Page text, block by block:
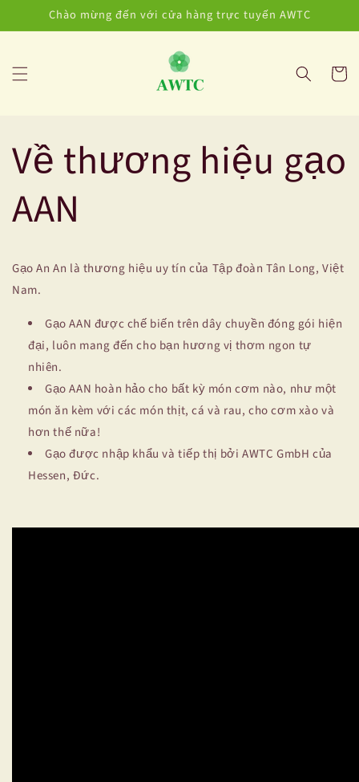
đến nội
dung
Chào mừng đến với cửa hàng trực tuyến AWTC
hàng
Về thương hiệu gạo
AAN
Gạo An An là thương hiệu uy tín của Tập đoàn Tân Long, Việt
Nam.
Gạo AAN được chế biến trên dây chuyền đóng gói hiện
đại, luôn mang đến cho bạn hương vị thơm ngon tự
nhiên.
Gạo AAN hoàn hảo cho bất kỳ món cơm nào, như một
món ăn kèm với các món thịt, cá và rau, cho cơm xào và
hơn thế nữa!
Gạo được nhập khẩu và tiếp thị bởi AWTC GmbH của
Hessen, Đức.